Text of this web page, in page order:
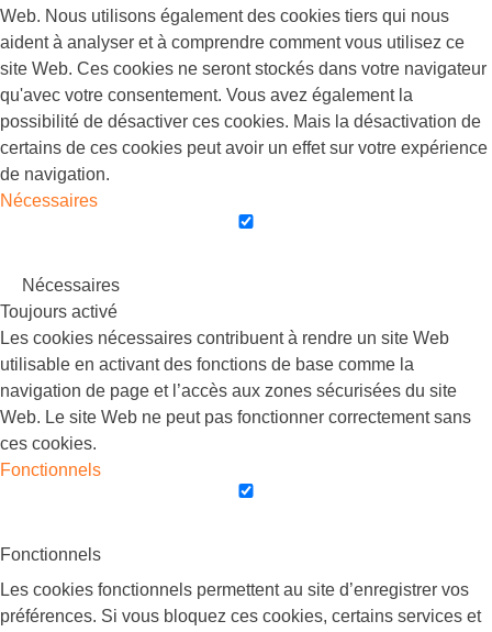
Web. Nous utilisons également des cookies tiers qui nous
aident à analyser et à comprendre comment vous utilisez ce
site Web. Ces cookies ne seront stockés dans votre navigateur
qu'avec votre consentement. Vous avez également la
possibilité de désactiver ces cookies. Mais la désactivation de
certains de ces cookies peut avoir un effet sur votre expérience
de navigation.
Nécessaires
Nécessaires
Toujours activé
Les cookies nécessaires contribuent à rendre un site Web
utilisable en activant des fonctions de base comme la
navigation de page et l’accès aux zones sécurisées du site
Web. Le site Web ne peut pas fonctionner correctement sans
ces cookies.
Fonctionnels
Fonctionnels
Les cookies fonctionnels permettent au site d’enregistrer vos
préférences. Si vous bloquez ces cookies, certains services et